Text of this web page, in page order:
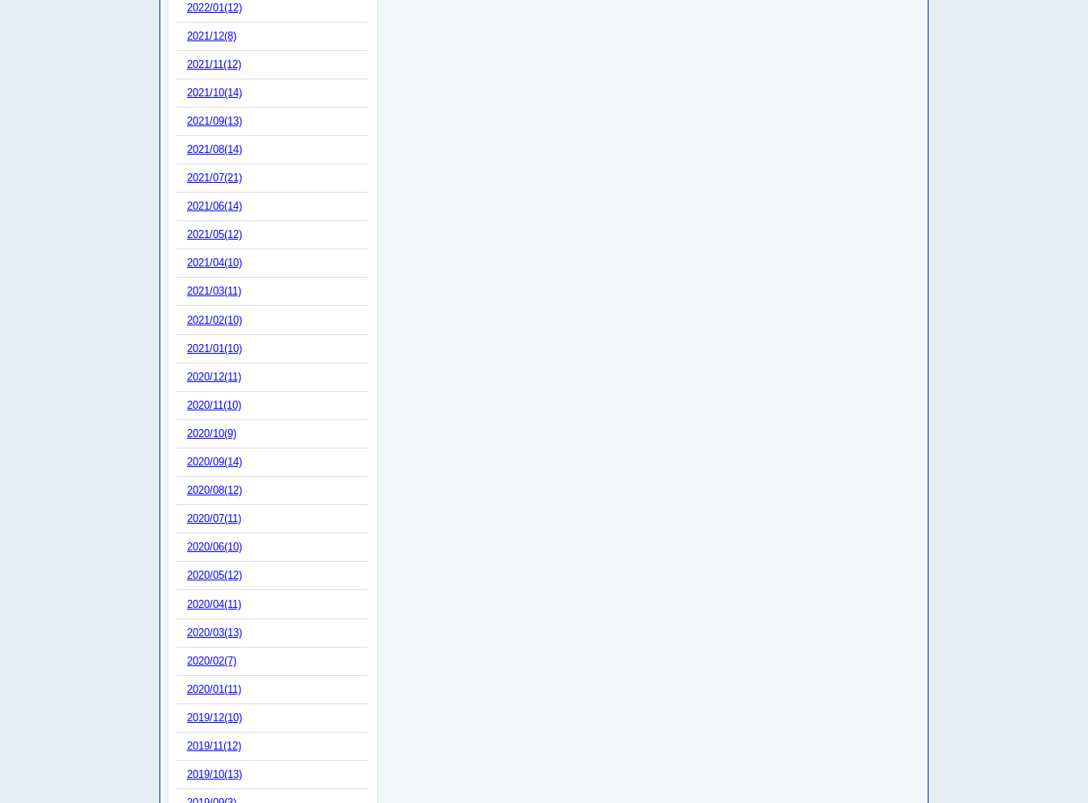
2022/01(12)
2021/12(8)
2021/11(12)
2021/10(14)
2021/09(13)
2021/08(14)
2021/07(21)
2021/06(14)
2021/05(12)
2021/04(10)
2021/03(11)
2021/02(10)
2021/01(10)
2020/12(11)
2020/11(10)
2020/10(9)
2020/09(14)
2020/08(12)
2020/07(11)
2020/06(10)
2020/05(12)
2020/04(11)
2020/03(13)
2020/02(7)
2020/01(11)
2019/12(10)
2019/11(12)
2019/10(13)